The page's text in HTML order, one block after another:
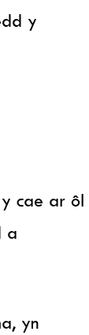
y
cae ar ôl
a
yn